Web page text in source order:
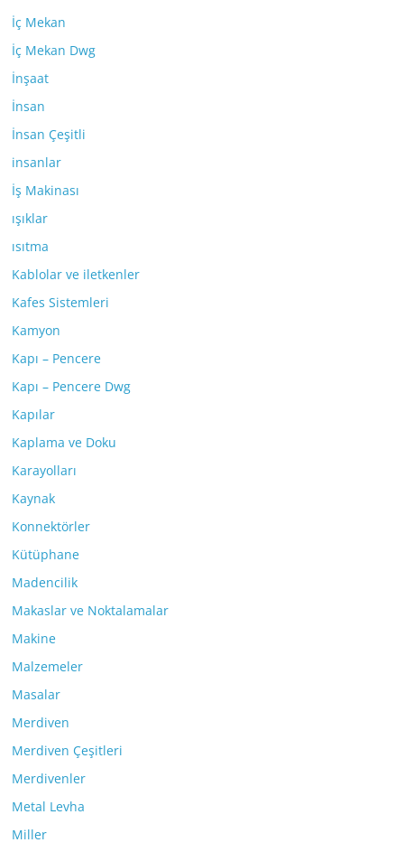
İç Mekan
İç Mekan Dwg
İnşaat
İnsan
İnsan Çeşitli
insanlar
İş Makinası
ışıklar
ısıtma
Kablolar ve iletkenler
Kafes Sistemleri
Kamyon
Kapı – Pencere
Kapı – Pencere Dwg
Kapılar
Kaplama ve Doku
Karayolları
Kaynak
Konnektörler
Kütüphane
Madencilik
Makaslar ve Noktalamalar
Makine
Malzemeler
Masalar
Merdiven
Merdiven Çeşitleri
Merdivenler
Metal Levha
Miller